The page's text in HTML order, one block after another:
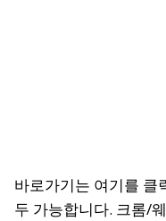
바로가기는 여기를 클
두 가능합니다. 크롬/